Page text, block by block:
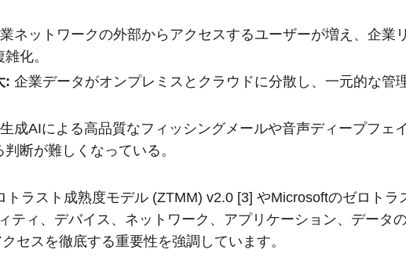
ネットワークの外部からアクセスするユーザーが増え、企業リ
化。
: 企業データがオンプレミスとクラウドに分散し、一元的な管
生成AIによる高品質なフィッシングメールや音声ディープフェイ
断が難しくなっている。
ラスト成熟度モデル (ZTMM) v2.0 [3] やMicrosoftのゼロトラ
ティ、デバイス、ネットワーク、アプリケーション、データ
セスを徹底する重要性を強調しています。